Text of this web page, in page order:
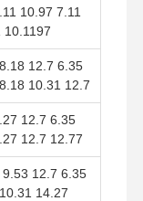
10.97 7.11
10.1197
12.7 6.35
10.31 12.7
12.7 6.35
12.7 12.77
12.7 6.35
14.27